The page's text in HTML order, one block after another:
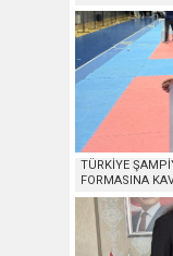
TÜRKİYE
FORMASINA